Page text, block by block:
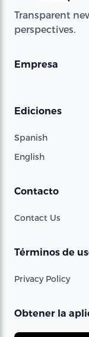
Transparent
perspectives.
Empresa
Ediciones
Spanish
English
Contacto
Contact Us
Términos de
Privacy Policy
Obtener la